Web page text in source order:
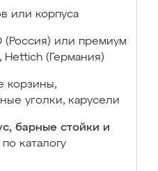
или корпуса
(Россия) или премиум
Hettich (Германия)
корзины,
уголки, карусели
барные стойки и
по каталогу